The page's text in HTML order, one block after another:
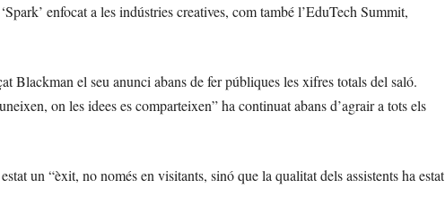
enfocat a les indústries creatives, com també l’EduTech Summit,
Blackman el seu anunci abans de fer públiques les xifres totals del saló.
on les idees es comparteixen” ha continuat abans d’agrair a tots els
un “èxit, no només en visitants, sinó que la qualitat dels assistents ha estat